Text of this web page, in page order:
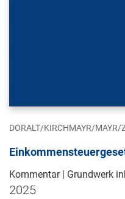
DORALT/KIRCHMAYR/MAYR/
Kommentar | Grundwerk
2025